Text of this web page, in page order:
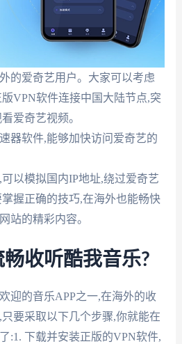
的爱奇艺用户。大家可以考虑
VPN软件连接中国大陆节点,突
爱奇艺视频。
器软件,能够加快访问爱奇艺的
以模拟国内IP地址,绕过爱奇艺
握正确的技巧,在海外也能畅快
站的精彩内容。
收听酷我音乐?
迎的音乐APP之一,在海外的收
要采取以下几个步骤,你就能在
:1. 下载并安装正版的VPN软件,